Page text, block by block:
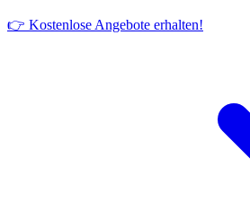
👉 Kostenlose Angebote erhalten!